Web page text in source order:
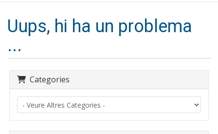
Uups, hi ha un problema
...
Categories